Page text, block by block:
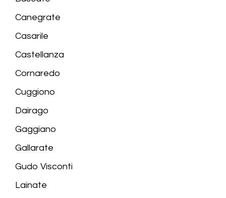
Canegrate
Casarile
Castellanza
Cornaredo
Cuggiono
Dairago
Gaggiano
Gallarate
Gudo Visconti
Lainate